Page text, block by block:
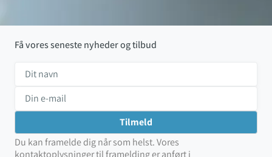
Få vores seneste nyheder og tilbud
Du kan framelde dig når som helst. Vores
kontaktoplysninger til framelding er anført i